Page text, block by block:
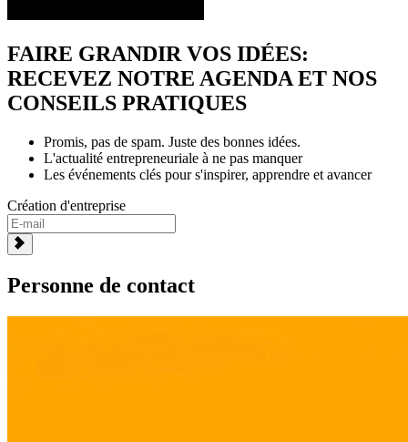
FAIRE GRANDIR VOS IDÉES:
RECEVEZ NOTRE AGENDA ET NOS
CONSEILS PRATIQUES
Promis, pas de spam. Juste des bonnes idées.
L'actualité entrepreneuriale à ne pas manquer
Les événements clés pour s'inspirer, apprendre et avancer
Création d'entreprise
Personne de contact